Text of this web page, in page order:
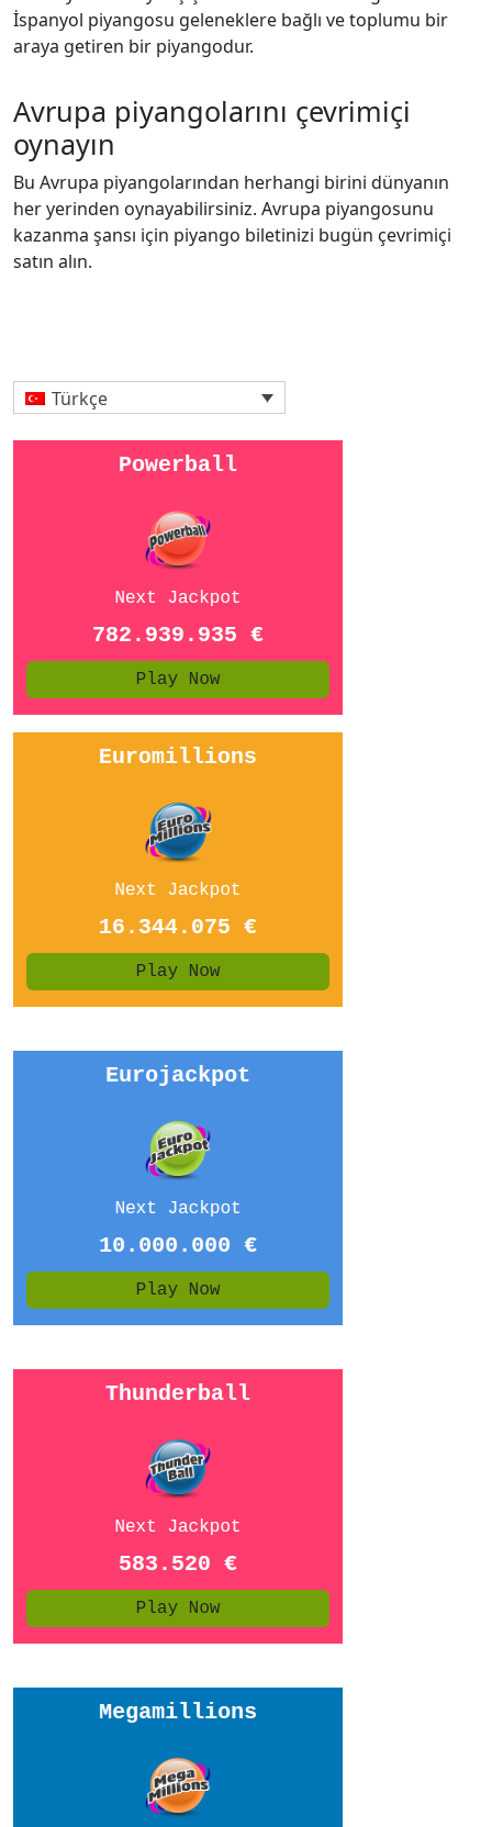
İspanyol piyangosu geleneklere bağlı ve toplumu bir
araya getiren bir piyangodur.
Avrupa piyangolarını çevrimiçi
oynayın
Bu Avrupa piyangolarından herhangi birini dünyanın
her yerinden oynayabilirsiniz. Avrupa piyangosunu
kazanma şansı için piyango biletinizi bugün çevrimiçi
satın alın.
Türkçe